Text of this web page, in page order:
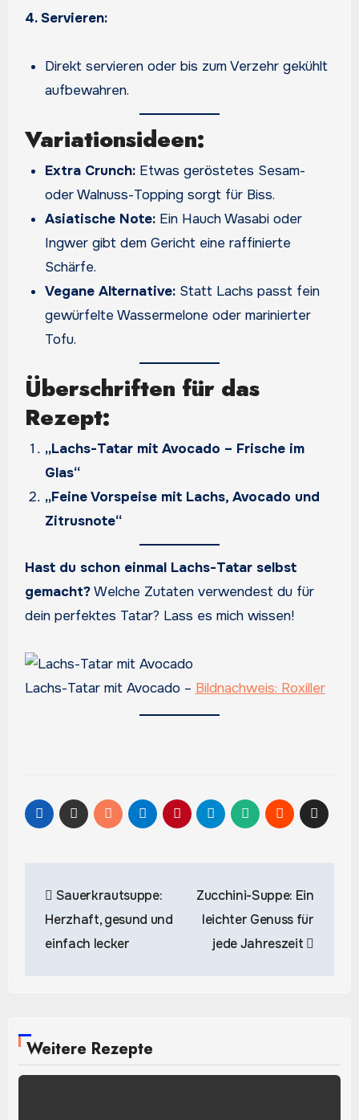
4. Servieren:
Direkt servieren oder bis zum Verzehr gekühlt
aufbewahren.
Variationsideen:
Extra Crunch: Etwas geröstetes Sesam-
oder Walnuss-Topping sorgt für Biss.
Asiatische Note: Ein Hauch Wasabi oder
Ingwer gibt dem Gericht eine raffinierte
Schärfe.
Vegane Alternative: Statt Lachs passt fein
gewürfelte Wassermelone oder marinierter
Tofu.
Überschriften für das
Rezept:
„Lachs-Tatar mit Avocado – Frische im
Glas“
„Feine Vorspeise mit Lachs, Avocado und
Zitrusnote“
Hast du schon einmal Lachs-Tatar selbst
gemacht?Welche Zutaten verwendest du für
dein perfektes Tatar? Lass es mich wissen!
Lachs-Tatar mit Avocado – Bildnachweis: Roxiller
Sauerkrautsuppe:
Herzhaft, gesund und
einfach lecker
Zucchini-Suppe: Ein
leichter Genuss für
jede Jahreszeit
Weitere Rezepte